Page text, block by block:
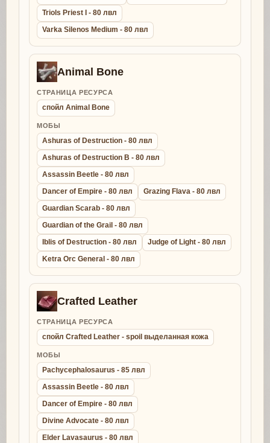
Triols Priest I - 80 лвл
Varka Silenos Medium - 80 лвл
Animal Bone
СТРАНИЦА РЕСУРСА
спойл Animal Bone
МОБЫ
Ashuras of Destruction - 80 лвл
Ashuras of Destruction B - 80 лвл
Assassin Beetle - 80 лвл
Dancer of Empire - 80 лвл
Grazing Flava - 80 лвл
Guardian Scarab - 80 лвл
Guardian of the Grail - 80 лвл
Iblis of Destruction - 80 лвл
Judge of Light - 80 лвл
Ketra Orc General - 80 лвл
Crafted Leather
СТРАНИЦА РЕСУРСА
спойл Crafted Leather - spoil выделанная кожа
МОБЫ
Pachycephalosaurus - 85 лвл
Assassin Beetle - 80 лвл
Dancer of Empire - 80 лвл
Divine Advocate - 80 лвл
Elder Lavasaurus - 80 лвл